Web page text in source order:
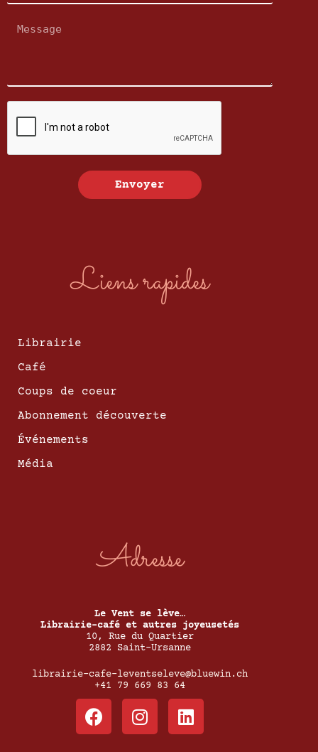
Envoyer
Liens rapides
Librairie
Café
Coups de coeur
Abonnement découverte
Événements
Média
Adresse
Le Vent se lève…
Librairie-café et autres joyeusetés
10, Rue du Quartier
2882 Saint-Ursanne
librairie-cafe-leventseleve@bluewin.ch
+41 79 669 83 64